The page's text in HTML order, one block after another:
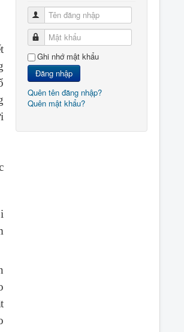
Tên đăng nhập
Mật khẩu
Ghi nhớ mật khẩu
Đăng nhập
Quên tên đăng nhập?
Quên mật khẩu?